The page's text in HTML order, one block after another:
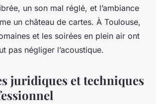
un son mal réglé, et l’ambiance
un château de cartes. À Toulouse,
et les soirées en plein air ont
pas négliger l’acoustique.
juridiques et techniques